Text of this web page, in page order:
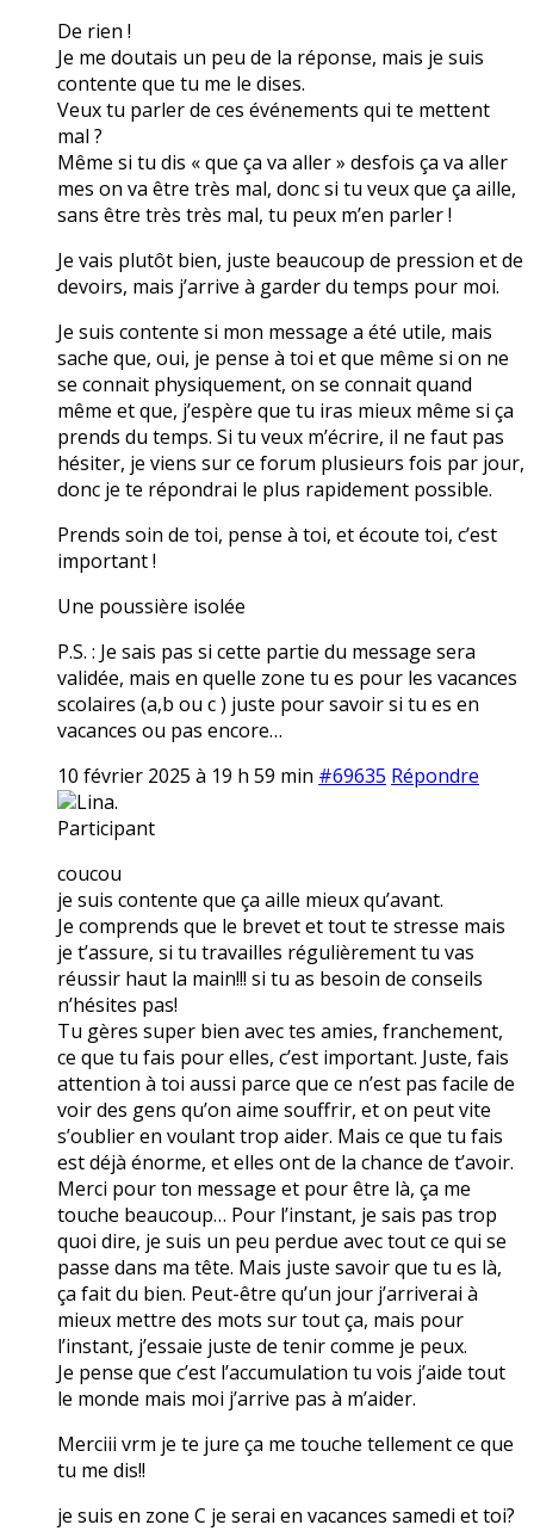
De rien !
Je me doutais un peu de la réponse, mais je suis
contente que tu me le dises.
Veux tu parler de ces événements qui te mettent
mal ?
Même si tu dis « que ça va aller » desfois ça va aller
mes on va être très mal, donc si tu veux que ça aille,
sans être très très mal, tu peux m’en parler !
Je vais plutôt bien, juste beaucoup de pression et de
devoirs, mais j’arrive à garder du temps pour moi.
Je suis contente si mon message a été utile, mais
sache que, oui, je pense à toi et que même si on ne
se connait physiquement, on se connait quand
même et que, j’espère que tu iras mieux même si ça
prends du temps. Si tu veux m’écrire, il ne faut pas
hésiter, je viens sur ce forum plusieurs fois par jour,
donc je te répondrai le plus rapidement possible.
Prends soin de toi, pense à toi, et écoute toi, c’est
important !
Une poussière isolée
P.S. : Je sais pas si cette partie du message sera
validée, mais en quelle zone tu es pour les vacances
scolaires (a,b ou c ) juste pour savoir si tu es en
vacances ou pas encore…
10 février 2025 à 19 h 59 min #69635 Répondre
Lina.
Participant
coucou
je suis contente que ça aille mieux qu’avant.
Je comprends que le brevet et tout te stresse mais
je t’assure, si tu travailles régulièrement tu vas
réussir haut la main!!! si tu as besoin de conseils
n’hésites pas!
Tu gères super bien avec tes amies, franchement,
ce que tu fais pour elles, c’est important. Juste, fais
attention à toi aussi parce que ce n’est pas facile de
voir des gens qu’on aime souffrir, et on peut vite
s’oublier en voulant trop aider. Mais ce que tu fais
est déjà énorme, et elles ont de la chance de t’avoir.
Merci pour ton message et pour être là, ça me
touche beaucoup… Pour l’instant, je sais pas trop
quoi dire, je suis un peu perdue avec tout ce qui se
passe dans ma tête. Mais juste savoir que tu es là,
ça fait du bien. Peut-être qu’un jour j’arriverai à
mieux mettre des mots sur tout ça, mais pour
l’instant, j’essaie juste de tenir comme je peux.
Je pense que c’est l’accumulation tu vois j’aide tout
le monde mais moi j’arrive pas à m’aider.
Merciii vrm je te jure ça me touche tellement ce que
tu me dis!!
je suis en zone C je serai en vacances samedi et toi?